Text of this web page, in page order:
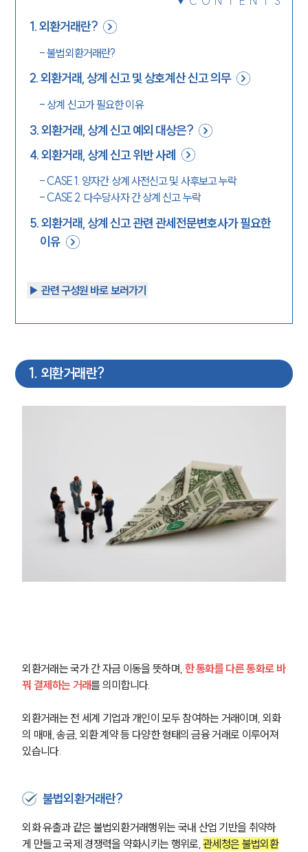
1.외환거래란?
-불법외환거래란?
2.외환거래, 상계 신고 및 상호계산 신고 의무
- 상계 신고가 필요한 이유
3.외환거래, 상계 신고 예외 대상은?
4.외환거래, 상계 신고 위반 사례
-CASE 1. 양자간 상계 사전신고 및 사후보고 누락
-CASE 2. 다수당사자 간 상계 신고 누락
5.외환거래, 상계 신고 관련 관세전문변호사가 필요한
이유
▶︎ 관련 구성원 바로 보러가기
1 . 외환거래란?
외환거래는 국가 간 자금 이동을 뜻하며, 한 통화를 다른 통화로 바
꿔 결제하는 거래를 의미합니다.
외환거래는 전 세계 기업과 개인이 모두 참여하는 거래이며, 외화
의 매매, 송금, 외환 계약 등 다양한 형태의 금융 거래로 이루어져
있습니다.
불법외환거래란?
외화 유출과 같은 불법외환거래행위는 국내 산업 기반을 취약하
게 만들고 국제 경쟁력을 약화시키는 행위로, 관세청은 불법외환